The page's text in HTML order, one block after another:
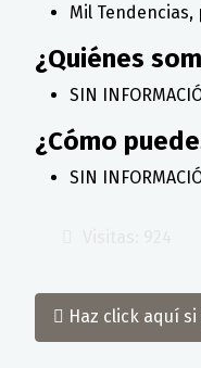
Mil
¿Quiénes
SIN
¿Cómo
SIN
Haz click aquí